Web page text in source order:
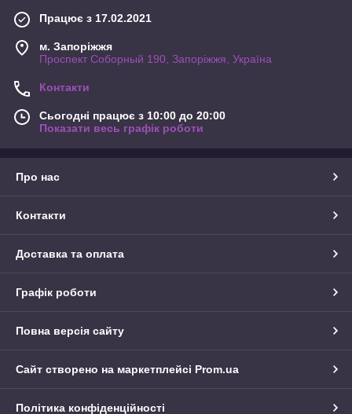
Працює з 17.02.2021
м. Запоріжжя
Проспект Соборный 190, Запоріжжя, Україна
Контакти
Сьогодні працює з 10:00 до 20:00
Показати весь графік роботи
Про нас
Контакти
Доставка та оплата
Графік роботи
Повна версія сайту
Сайт створено на маркетплейсі Prom.ua
Політика конфіденційності